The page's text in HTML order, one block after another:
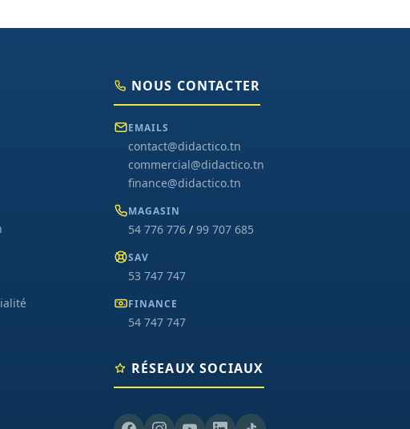
NOUS CONTACTER
EMAILS
contact@didactico.tn
commercial@didactico.tn
finance@didactico.tn
MAGASIN
54 776 776/ 99 707 685
SAV
53 747 747
FINANCE
54 747 747
RÉSEAUX SOCIAUX